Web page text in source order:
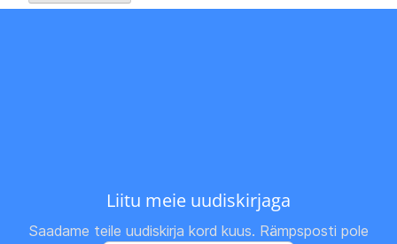
Liitu meie uudiskirjaga
Saadame teile uudiskirja kord kuus. Rämpsposti pole